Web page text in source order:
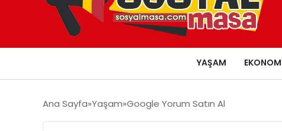
YAŞAM
Ana Sayfa Yaşam Google Yorum Satın Al